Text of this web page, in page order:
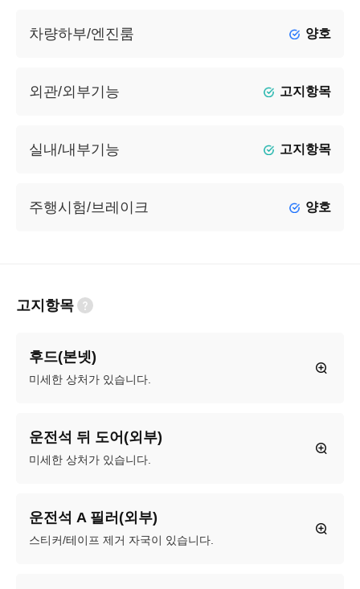
차량하부/엔진룸 양호
외관/외부기능 고지항목
실내/내부기능 고지항목
주행시험/브레이크 양호
고지항목
후드(본넷)
미세한 상처가 있습니다.
운전석 뒤 도어(외부)
미세한 상처가 있습니다.
운전석 A 필러(외부)
스티커/테이프 제거 자국이 있습니다.